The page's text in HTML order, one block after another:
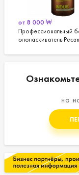
от 8 000 ₩
Профессиональный
ополаскиватель
на